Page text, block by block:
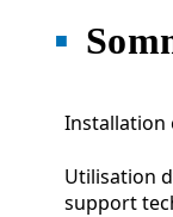
Installation
Utilisation
support